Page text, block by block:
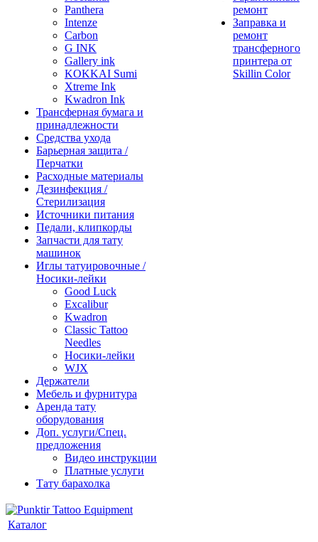
Panthera
Intenze
Carbon
G INK
Gallery ink
KOKKAI Sumi
Xtreme Ink
Kwadron Ink
Трансферная бумага и
принадлежности
Средства ухода
Барьерная защита /
Перчатки
Расходные материалы
Дезинфекция /
Стерилизация
Источники питания
Педали, клипкорды
Запчасти для тату
машинок
Иглы татуировочные /
Носики-лейки
Good Luck
Excalibur
Kwadron
Classic Tattoo
Needles
Носики-лейки
WJX
Держатели
Мебель и фурнитура
Аренда тату
оборудования
Доп. услуги/Спец.
предложения
Видео инструкции
Платные услуги
Тату барахолка
ремонт
Заправка и
ремонт
трансферного
принтера от
Skillin Color
Каталог